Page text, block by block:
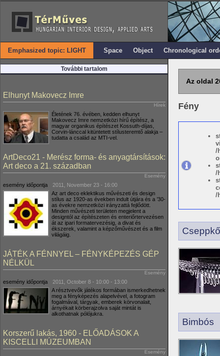
Emphasized topic: LIGHT Space Object Chronological
További tartalom
Elhunyt Makovecz Imre
Hírek
Életének 76. évében, kedden elhunyt
Makovecz Imre nemzetközi hírű építész, a
magyar organikus építészet Kossuth-díjas,
Corvin-lánccal kitüntetett stílusteremtő alakja –
tudatta a család az MTI-vel.
ArtDeco21 - Merész forma- és anyagtársítások:
Art deco a 21. században
Esemény
esemény időpontja
2011, November 23 - 16:00
Az art deco eklektikus művészeti és design
stílus az 1920-as években indult útjára és a ’30-
as évekre nemzetközi irányzattá fejlődött.
Minden művészeti területen megjelent a
designtól az építészeten és enteriőrtervezésen
át az ipari formatervezésig, a divat és
ékszerek, valamint a képzőművészet és a film
világáig.
JÁTÉK A FÉNNYEL – FÉNYKÉPEZÉS GÉP
NÉLKÜL
Esemény
esemény időpontja 2011, October 8 - 10:00 - 13:00
A résztvevők játékos formában ismerkedhetnek
meg a fényképezés alapelvével, a fotogram
fogalmával, tárgyak, emberek körvonalait,
árnyékait körberajzolva saját mintát is
alkothatnak pólójukra.
Korszerű lakás, 1960 - ELŐADÁSOK A
KISCELLI MÚZEUMBAN
Esemény
Az oldal
Fény
/
/
/
Cseppkő
Bimbós